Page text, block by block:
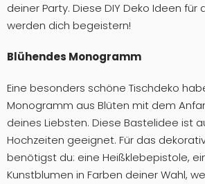
deiner Party. Diese DIY Deko Ideen
werden dich begeistern!
Blühendes Monogramm
Eine besonders schöne Tischdeko
Monogramm aus Blüten mit dem
deines Liebsten. Diese Bastelidee ist
Hochzeiten geeignet. Für das
benötigst du: eine Heißklebepistole,
Kunstblumen in Farben deiner Wahl,